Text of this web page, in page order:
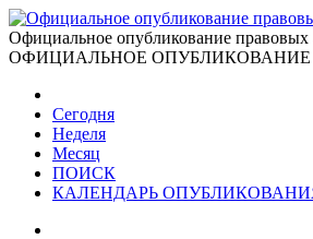
Официальное опубликование правовых
ОФИЦИАЛЬНОЕ ОПУБЛИКОВАНИЕ
Сегодня
Неделя
Месяц
ПОИСК
КАЛЕНДАРЬ